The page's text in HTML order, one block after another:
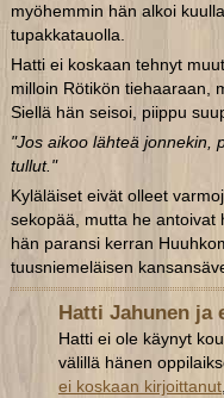
myöhemmin hän alkoi
tupakkatauolla.
Hatti ei koskaan tehnyt
milloin Rötikön tiehaaraan,
Siellä hän seisoi, piippu
"Jos aikoo lähteä jonnekin,
tullut."
Kyläläiset eivät olleet
sekopää, mutta he antoivat
hän paransi kerran
tuusniemeläisen
Hatti Jahunen ja
Hatti ei ole käynyt
välillä hänen
ei koskaan kirjoittanut